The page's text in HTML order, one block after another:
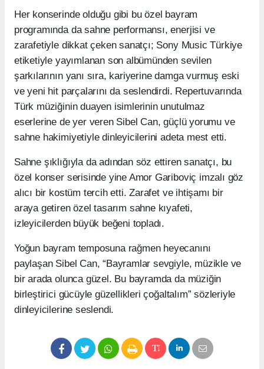
Her konserinde olduğu gibi bu özel bayram
programında da sahne performansı, enerjisi ve
zarafetiyle dikkat çeken sanatçı; Sony Music Türkiye
etiketiyle yayımlanan son albümünden sevilen
şarkılarının yanı sıra, kariyerine damga vurmuş eski
ve yeni hit parçalarını da seslendirdi. Repertuvarında
Türk müziğinin duayen isimlerinin unutulmaz
eserlerine de yer veren Sibel Can, güçlü yorumu ve
sahne hakimiyetiyle dinleyicilerini adeta mest etti.
Sahne şıklığıyla da adından söz ettiren sanatçı, bu
özel konser serisinde yine Amor Gariboviç imzalı göz
alıcı bir kostüm tercih etti. Zarafet ve ihtişamı bir
araya getiren özel tasarım sahne kıyafeti,
izleyicilerden büyük beğeni topladı.
Yoğun bayram temposuna rağmen heyecanını
paylaşan Sibel Can, “Bayramlar sevgiyle, müzikle ve
bir arada olunca güzel. Bu bayramda da müziğin
birleştirici gücüyle güzellikleri çoğaltalım” sözleriyle
dinleyicilerine seslendi.